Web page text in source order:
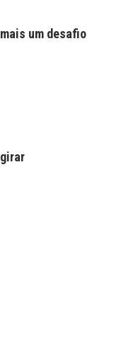
um desafio